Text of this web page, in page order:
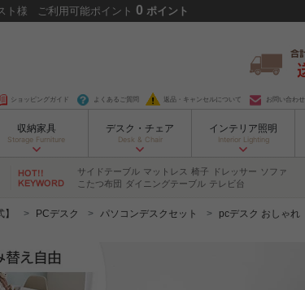
ト 様 ご利用可能ポイント 0 ポイント
ショッピングガイド よくあるご質問 返品・キャンセルについて お問い合わせ
収納家具
Storage Furniture
デスク・チェア
Desk & Chair
インテリア照明
Interior Lighting
サイドテーブル マットレス 椅子 ドレッサー ソファ
こたつ布団 ダイニングテーブル テレビ台
PCデスク パソコンデスクセット pcデスク おしゃれ